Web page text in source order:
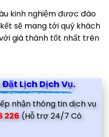
kinh nghiệm được đào
sẽ mang tới quý khách
giá thành tốt nhất trên
Lịch Dịch Vụ.
nhận thông tin dịch vụ
226(Hỗ trợ 24/7 Có